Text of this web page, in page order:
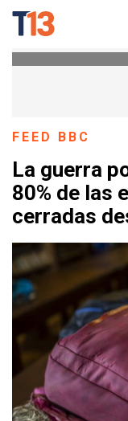
FEED BBC
La guerra
80% de las
cerradas